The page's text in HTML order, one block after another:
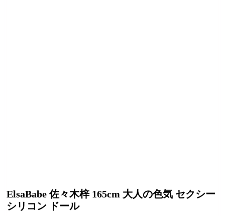
ElsaBabe 佐々木梓 165cm 大人の色気 セクシー
シリコン ドール